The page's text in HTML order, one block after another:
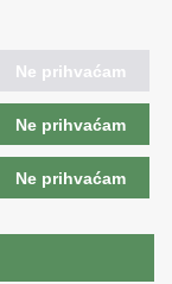
Ne prihvaćam
Ne prihvaćam
Ne prihvaćam